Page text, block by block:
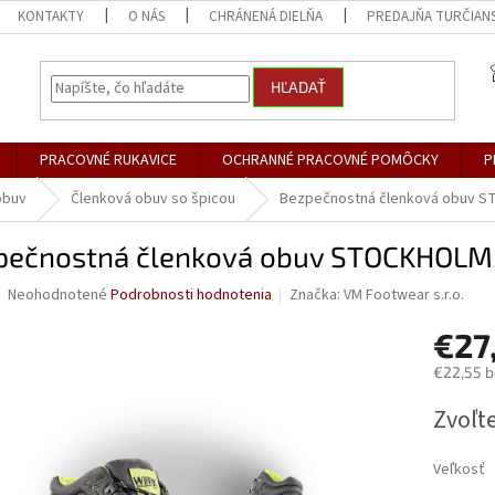
KONTAKTY O NÁS CHRÁNENÁ DIELŇA PREDAJŇA
HĽADAŤ
PRACOVNÉ RUKAVICE OCHRANNÉ PRACOVNÉ POMÔCKY
Členková obuv so špicou Bezpečnostná členková obuv
členková obuv STOCKHOLM
Priemerné
Neohodnotené Podrobnosti hodnotenia Značka:VM Footwear s.r.o.
€22,55
cena:
Veľkosť